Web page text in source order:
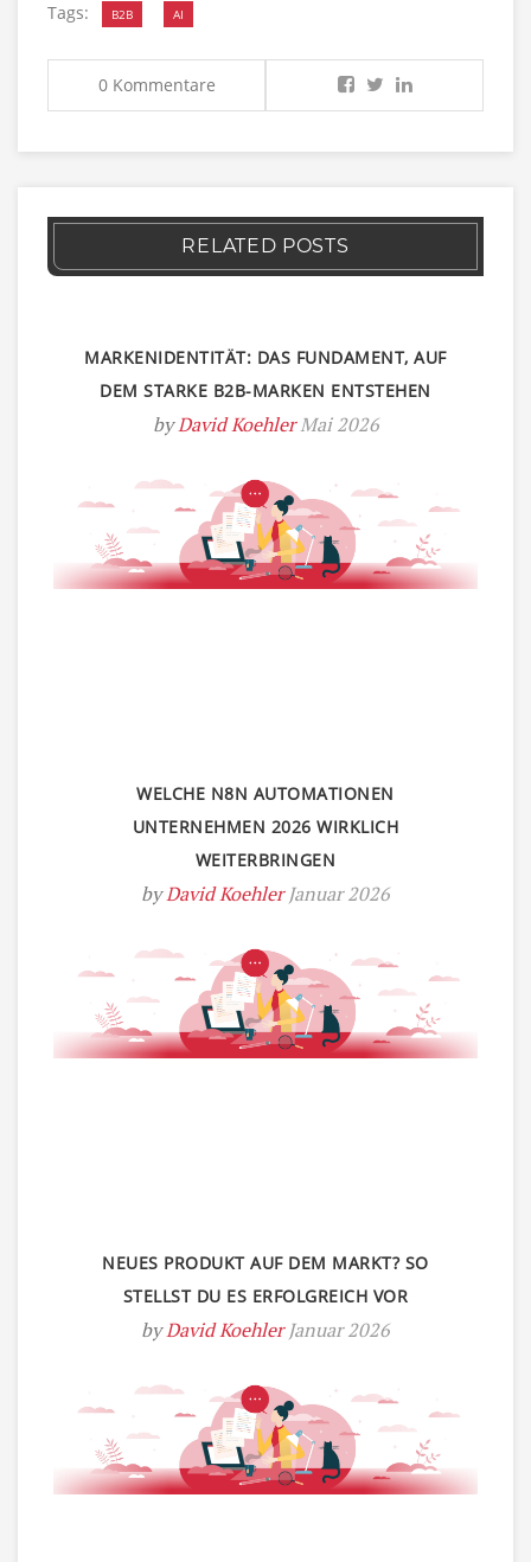
Tags: B2B AI
0 Kommentare
RELATED POSTS
MARKENIDENTITÄT: DAS FUNDAMENT, AUF
DEM STARKE B2B-MARKEN ENTSTEHEN
byDavid Koehler Mai 2026
WELCHE N8N AUTOMATIONEN
UNTERNEHMEN 2026 WIRKLICH
WEITERBRINGEN
byDavid Koehler Januar 2026
NEUES PRODUKT AUF DEM MARKT? SO
STELLST DU ES ERFOLGREICH VOR
byDavid Koehler Januar 2026